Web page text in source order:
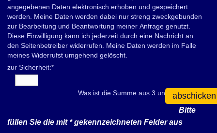
angegebenen Daten elektronisch erhoben und gespeichert
werden. Meine Daten werden dabei nur streng zweckgebunden
zur Bearbeitung und Beantwortung meiner Anfrage genutzt.
Diese Einwilligung kann ich jederzeit durch eine Nachricht an
den Seitenbetreiber widerrufen. Meine Daten werden im Falle
meines Widerrufst umgehend gelöscht.
zur Sicherheit:*
Was ist die Summe aus 3 und 2?abschicken
Bitte
füllen Sie die mit*gekennzeichneten Felder aus